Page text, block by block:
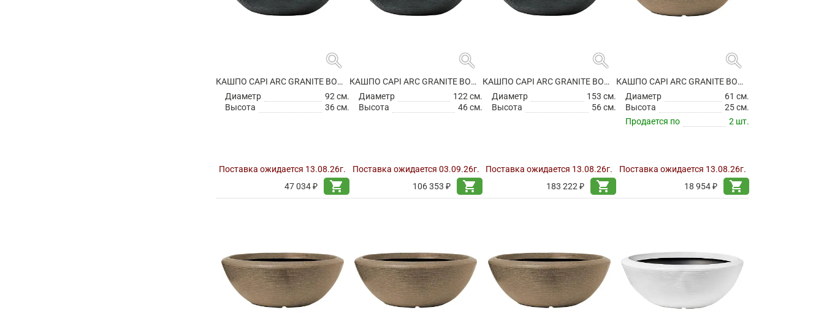
search
КАШПО CAPI ARC GRANITE BOWL LOW BLACK
Диаметр
92 см.
Высота
36 см.
Поставка ожидается 13.08.26г.
47 034 ₽
shopping_cart
search
КАШПО CAPI ARC GRANITE BOWL LOW BLACK
Диаметр
122 см.
Высота
46 см.
Поставка ожидается 03.09.26г.
106 353 ₽
shopping_cart
search
КАШПО CAPI ARC GRANITE BOWL LOW BLACK
Диаметр
153 см.
Высота
56 см.
Поставка ожидается 13.08.26г.
183 222 ₽
shopping_cart
search
КАШПО CAPI ARC GRANITE BOWL LOW WARM TAUPE
Диаметр
61 см.
Высота
25 см.
Продается по
2 шт.
Поставка ожидается 13.08.26г.
18 954 ₽
shopping_cart